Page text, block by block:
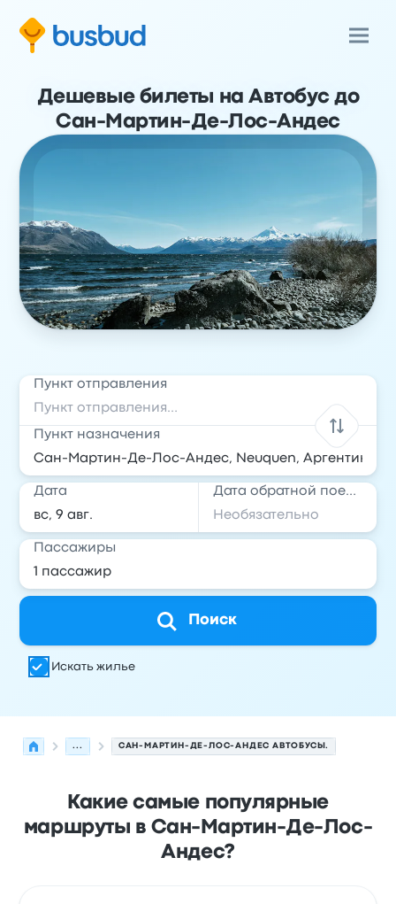
Дешевые билеты на Автобус до
Сан-Мартин-Де-Лос-Андес
Пункт отправления
Пункт назначения
Дата Дата обратной поездки
Пассажиры
Поиск
Искать жилье
... САН-МАРТИН-ДЕ-ЛОС-АНДЕС АВТОБУСЫ.
Какие самые популярные
маршруты в Сан-Мартин-Де-Лос-
Андес?